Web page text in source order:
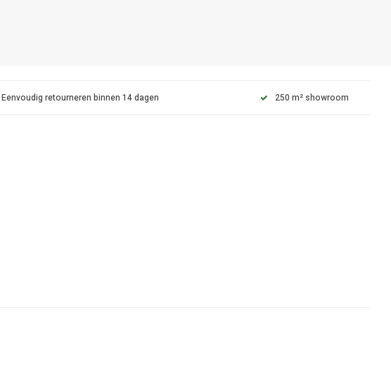
Eenvoudig retourneren binnen 14 dagen 250 m² showroom